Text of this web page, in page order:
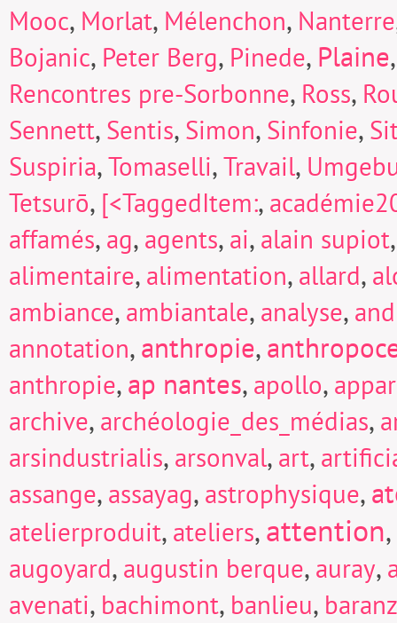
Mooc, Morlat, Mélenchon, Nanterre
Bojanic, Peter Berg, Pinede, Plaine
Rencontres pre-Sorbonne, Ross,
Sennett, Sentis, Simon, Sinfonie,
Suspiria,Tomaselli,Travail,
Tetsurō, [<TaggedItem:,
affamés, ag, agents, ai, alain supiot
alimentaire, alimentation, allard,
ambiance, ambiantale, analyse,
annotation,anthropie,
anthropie,ap nantes, apollo,
archive, archéologie_des_médias,
arsindustrialis, arsonval, art,
assange, assayag, astrophysique,
atelierproduit, ateliers,attention,
augoyard, augustin berque, auray,
avenati, bachimont, banlieu,